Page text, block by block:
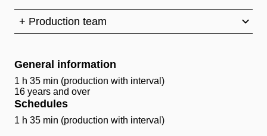
+ Production team
General information
1 h 35 min (production with interval)
16 years and over
Schedules
1 h 35 min (production with interval)